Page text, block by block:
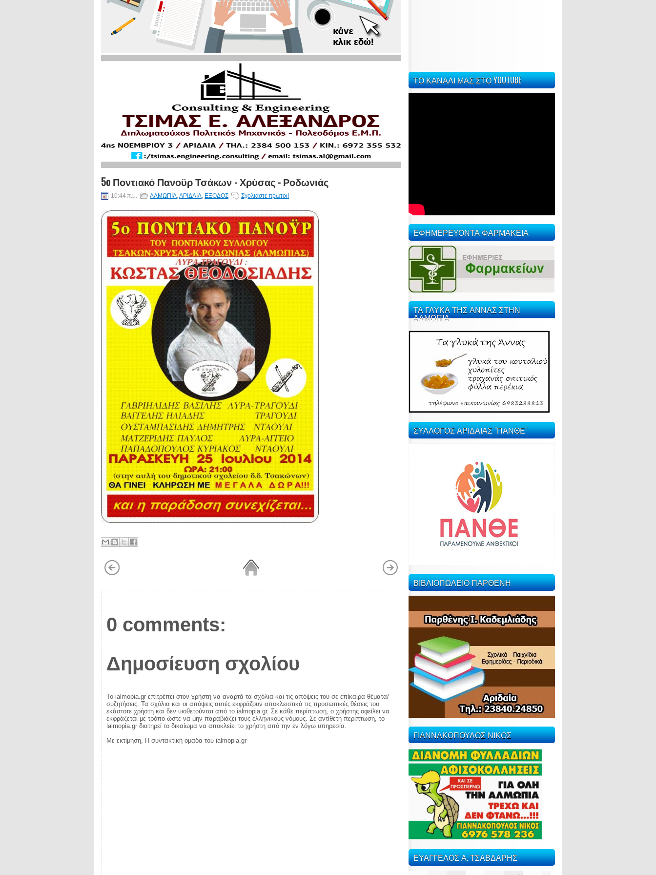
5o Ποντιακό Πανοϋρ Τσάκων - Χρύσας - Ροδωνιάς
10:44 π.μ. ΑΛΜΩΠΙΑ,ΑΡΙΔΑΙΑ, ΕΞΟΔΟΣ Σχολιάστε πρώτοι!
0 comments:
Δημοσίευση σχολίου
Το ialmopia.gr επιτρέπει στον χρήστη να αναρτά τα σχόλια και τις απόψεις του σε επίκαιρα θέματα/
συζητήσεις. Τα σχόλια και οι απόψεις αυτές εκφράζουν αποκλειστικά τις προσωπικές θέσεις του
εκάστοτε χρήστη και δεν υιοθετούνται από το ialmopia.gr. Σε κάθε περίπτωση, ο χρήστης οφείλει να
εκφράζεται με τρόπο ώστε να μην παραβιάζει τους ελληνικούς νόμους. Σε αντίθετη περίπτωση, το
ialmopia.gr διατηρεί το δικαίωμα να αποκλείει το χρήστη από την εν λόγω υπηρεσία.
Με εκτίμηση, Η συντακτική ομάδα του ialmopia.gr
ΤΟ ΚΑΝΑΛΙ ΜΑΣ ΣΤΟ YOUTUBE
ΕΦΗΜΕΡΕΥΟΝΤΑ ΦΑΡΜΑΚΕΙΑ
ΤΑ ΓΛΥΚΑ ΤΗΣ ΑΝΝΑΣ ΣΤΗΝ
ΑΛΜΩΠΙΑ
ΣΥΛΛΟΓΟΣ ΑΡΙΔΑΙΑΣ "ΠΑΝΘΕ"
ΒΙΒΛΙΟΠΩΛΕΙΟ ΠΑΡΘΕΝΗ
ΓΙΑΝΝΑΚΟΠΟΥΛΟΣ ΝΙΚΟΣ
ΕΥΑΓΓΕΛΟΣ Α. ΤΣΑΒΔΑΡΗΣ